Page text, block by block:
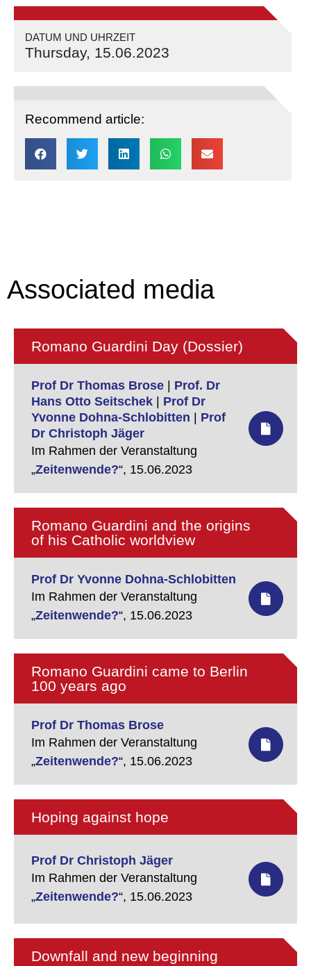
DATUM UND UHRZEIT
Thursday, 15.06.2023
Recommend article:
Associated media
Romano Guardini Day (Dossier)
Prof Dr Thomas Brose
Prof. Dr
Hans Otto Seitschek
Prof Dr
Yvonne Dohna-Schlobitten
Prof
Dr Christoph Jäger
Im Rahmen der Veranstaltung
„Zeitenwende?“, 15.06.2023
Romano Guardini and the origins
of his Catholic worldview
Prof Dr Yvonne Dohna-Schlobitten
Im Rahmen der Veranstaltung
„Zeitenwende?“, 15.06.2023
Romano Guardini came to Berlin
100 years ago
Prof Dr Thomas Brose
Im Rahmen der Veranstaltung
„Zeitenwende?“, 15.06.2023
Hoping against hope
Prof Dr Christoph Jäger
Im Rahmen der Veranstaltung
„Zeitenwende?“, 15.06.2023
Downfall and new beginning